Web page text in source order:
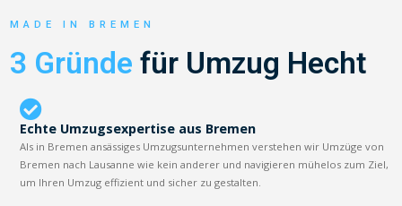
MADE IN BREMEN
3 Gründe für Umzug Hecht
Echte Umzugsexpertise aus Bremen
Als in Bremen ansässiges Umzugsunternehmen verstehen wir Umzüge von
Bremen nach Lausanne wie kein anderer und navigieren mühelos zum Ziel,
um Ihren Umzug effizient und sicher zu gestalten.